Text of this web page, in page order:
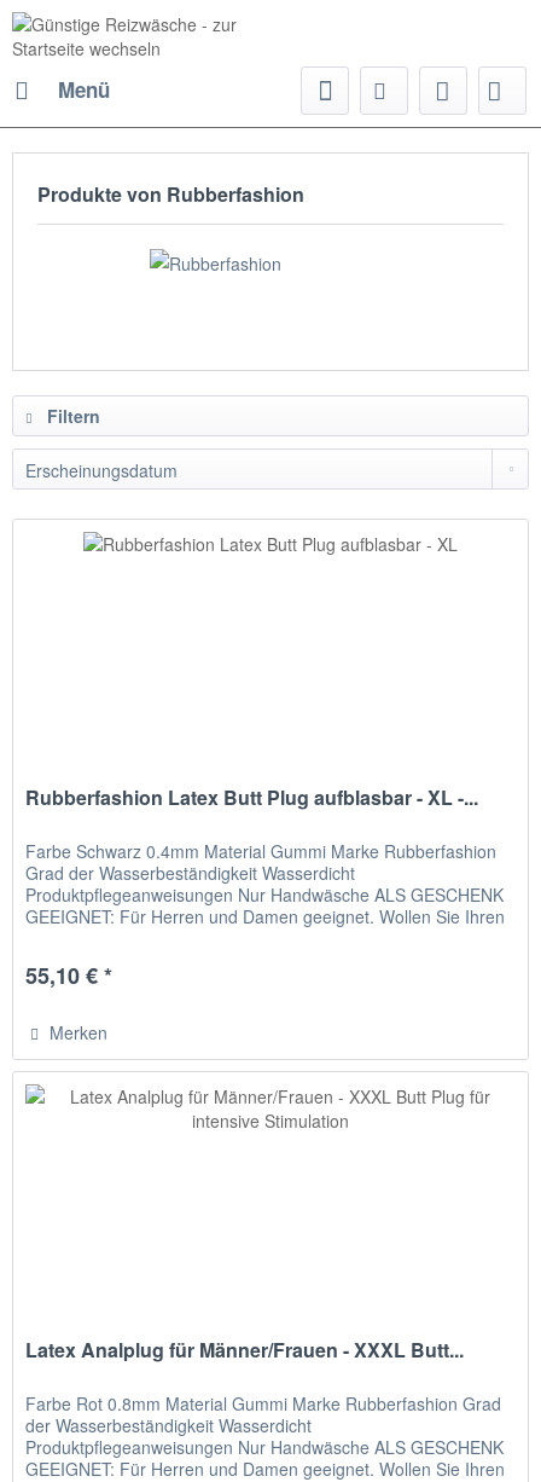
Menü
Produkte von Rubberfashion
Filtern
Rubberfashion Latex Butt Plug aufblasbar - XL -...
Farbe Schwarz 0.4mm Material Gummi Marke Rubberfashion
Grad der Wasserbeständigkeit Wasserdicht
Produktpflegeanweisungen Nur Handwäsche ALS GESCHENK
GEEIGNET: Für Herren und Damen geeignet. Wollen Sie Ihren
55,10 € *
Merken
Latex Analplug für Männer/Frauen - XXXL Butt...
Farbe Rot 0.8mm Material Gummi Marke Rubberfashion Grad
der Wasserbeständigkeit Wasserdicht
Produktpflegeanweisungen Nur Handwäsche ALS GESCHENK
GEEIGNET: Für Herren und Damen geeignet. Wollen Sie Ihren